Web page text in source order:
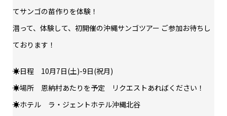
てサンゴの苗作りを体験！
潜って、体験して、初開催の沖縄サンゴツアー ご参加お待ちし
ております！
☀日程 10月7日(土)-9日(祝月)
☀場所 恩納村あたりを予定 リクエストあればください！
☀ホテル ラ・ジェントホテル沖縄北谷